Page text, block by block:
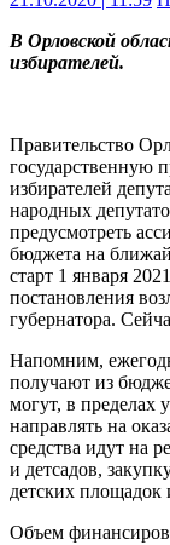
В Орловской
избирателей.
Правительство
государственную
избирателей
народных
предусмотреть
бюджета на
старт 1 января
постановления
губернатора.
Напомним,
получают из
могут, в пределах
направлять на
средства идут на
и детсадов,
детских площадок
Объем